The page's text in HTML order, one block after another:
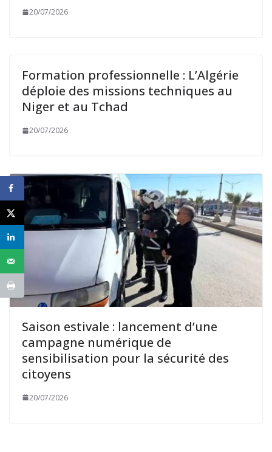
20/07/2026
Formation professionnelle : L’Algérie
déploie des missions techniques au
Niger et au Tchad
20/07/2026
Saison estivale : lancement d’une
campagne numérique de
sensibilisation pour la sécurité des
citoyens
20/07/2026